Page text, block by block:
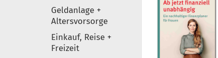
Geldanlage +
Altersvorsorge
Einkauf, Reise +
Freizeit